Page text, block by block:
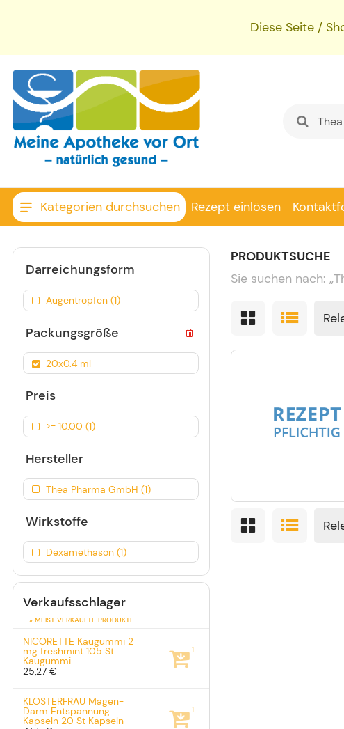
Diese Seite /
Kategorien durchsuchen Rezept einlösen
PRODUKTSUCHE
Sie suchen nach: „
Darreichungsform
Augentropfen (1)
Packungsgröße
20x0.4 ml
Preis
>= 10.00 (1)
Hersteller
Thea Pharma GmbH (1)
Wirkstoffe
Dexamethason (1)
Verkaufsschlager
» MEIST VERKAUFTE PRODUKTE
NICORETTE Kaugummi 2
mg freshmint105 St
Kaugummi
25,27 €
1
KLOSTERFRAU Magen-
Darm Entspannung
Kapseln20 St Kapseln
1